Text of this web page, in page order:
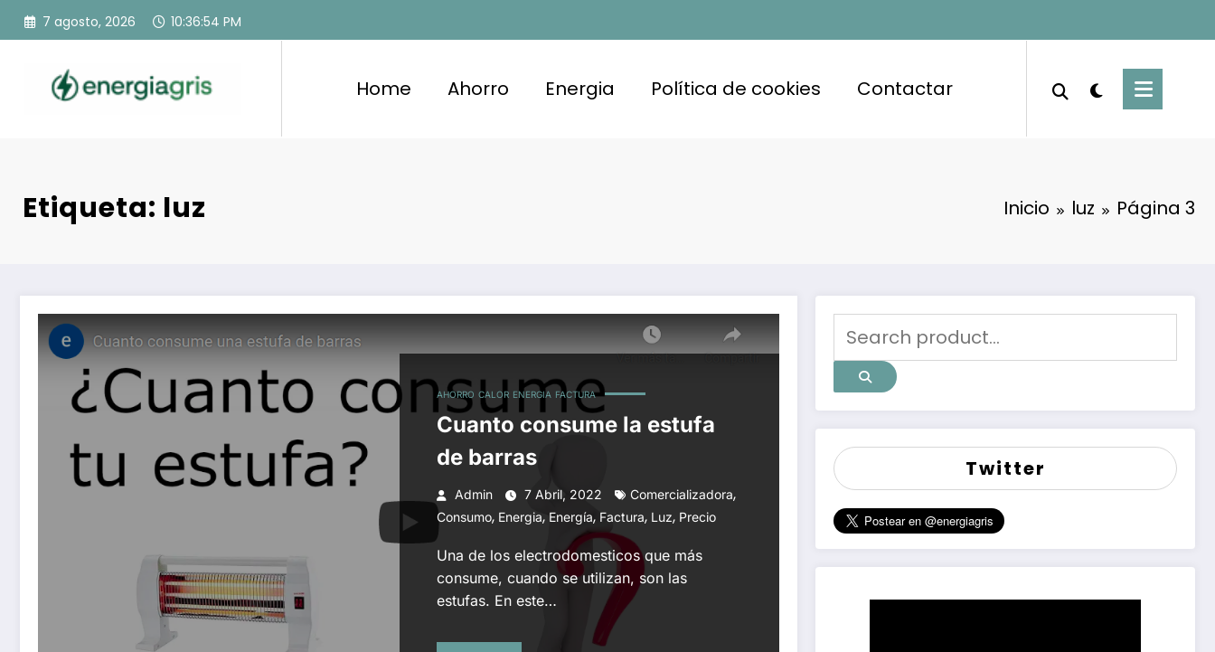
Saltar
7 agosto, 2026 10:36:55 PM
Home Ahorro Energia Política de cookies Contactar
Etiqueta: luz Inicio luz Página 3
AHORRO CALOR ENERGIA FACTURA
Cuanto consume la estufa
de barras
Admin 7 Abril, 2022 Comercializadora,
Consumo, Energia, Energía, Factura, Luz, Precio
Una de los electrodomesticos que más
consume, cuando se utilizan, son las
estufas. En este…
Twitter